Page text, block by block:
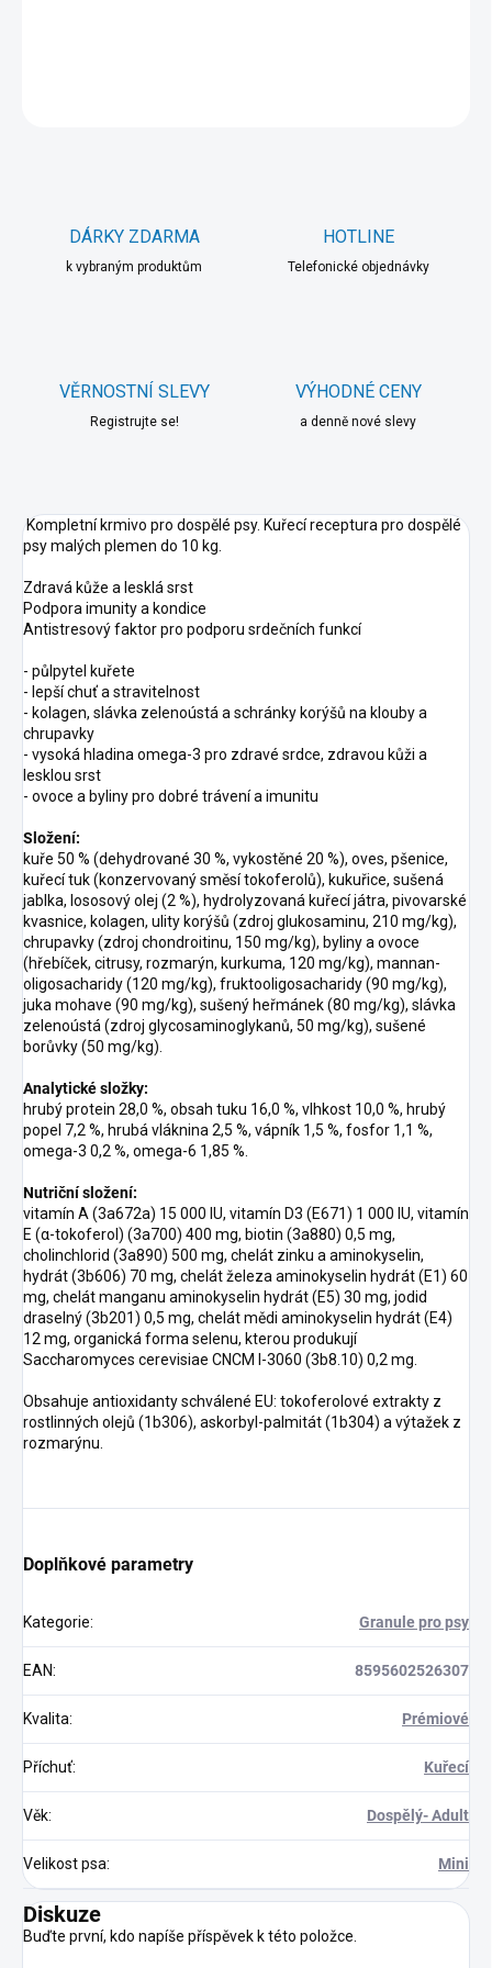
DÁRKY ZDARMA
k vybraným produktům
HOTLINE
Telefonické objednávky
VĚRNOSTNÍ SLEVY
Registrujte se!
VÝHODNÉ CENY
a denně nové slevy
Kompletní krmivo pro dospělé psy. Kuřecí receptura pro dospělé
psy malých plemen do 10 kg.
Zdravá kůže a lesklá srst
Podpora imunity a kondice
Antistresový faktor pro podporu srdečních funkcí
- půlpytel kuřete
- lepší chuť a stravitelnost
- kolagen, slávka zelenoústá a schránky korýšů na klouby a
chrupavky
- vysoká hladina omega-3 pro zdravé srdce, zdravou kůži a
lesklou srst
- ovoce a byliny pro dobré trávení a imunitu
Složení:
kuře 50 % (dehydrované 30 %, vykostěné 20 %), oves, pšenice,
kuřecí tuk (konzervovaný směsí tokoferolů), kukuřice, sušená
jablka, lososový olej (2 %), hydrolyzovaná kuřecí játra, pivovarské
kvasnice, kolagen, ulity korýšů (zdroj glukosaminu, 210 mg/kg),
chrupavky (zdroj chondroitinu, 150 mg/kg), byliny a ovoce
(hřebíček, citrusy, rozmarýn, kurkuma, 120 mg/kg), mannan-
oligosacharidy (120 mg/kg), fruktooligosacharidy (90 mg/kg),
juka mohave (90 mg/kg), sušený heřmánek (80 mg/kg), slávka
zelenoústá (zdroj glycosaminoglykanů, 50 mg/kg), sušené
borůvky (50 mg/kg).
Analytické složky:
hrubý protein 28,0 %, obsah tuku 16,0 %, vlhkost 10,0 %, hrubý
popel 7,2 %, hrubá vláknina 2,5 %, vápník 1,5 %, fosfor 1,1 %,
omega-3 0,2 %, omega-6 1,85 %.
Nutriční složení:
vitamín A (3a672a) 15 000 IU, vitamín D3 (E671) 1 000 IU, vitamín
E (α-tokoferol) (3a700) 400 mg, biotin (3a880) 0,5 mg,
cholinchlorid (3a890) 500 mg, chelát zinku a aminokyselin,
hydrát (3b606) 70 mg, chelát železa aminokyselin hydrát (E1) 60
mg, chelát manganu aminokyselin hydrát (E5) 30 mg, jodid
draselný (3b201) 0,5 mg, chelát mědi aminokyselin hydrát (E4)
12 mg, organická forma selenu, kterou produkují
Saccharomyces cerevisiae CNCM I-3060 (3b8.10) 0,2 mg.
Obsahuje antioxidanty schválené EU: tokoferolové extrakty z
rostlinných olejů (1b306), askorbyl-palmitát (1b304) a výtažek z
rozmarýnu.
Doplňkové parametry
Kategorie: Granule pro psy
EAN: 8595602526307
Kvalita: Prémiové
Příchuť: Kuřecí
Věk: Dospělý- Adult
Velikost psa: Mini
Diskuze
Buďte první, kdo napíše příspěvek k této položce.